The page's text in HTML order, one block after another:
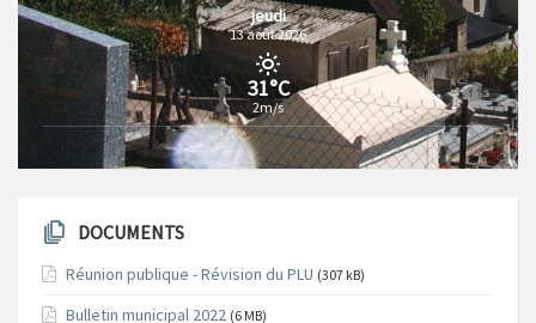
jeudi
13 août 2026
31°C
2m/s
DOCUMENTS
Réunion publique - Révision du PLU (307 kB)
Bulletin municipal 2022 (6 MB)